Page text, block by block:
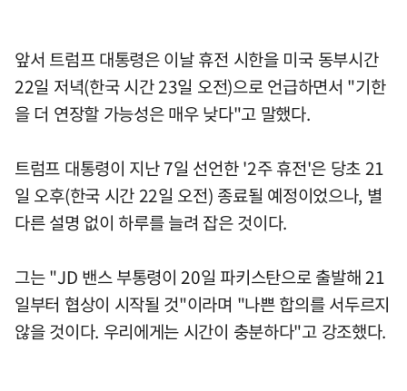
앞서 트럼프 대통령은 이날 휴전 시한을 미국 동부시간
22일 저녁(한국 시간 23일 오전)으로 언급하면서 "기한
을 더 연장할 가능성은 매우 낮다"고 말했다.
트럼프 대통령이 지난 7일 선언한 '2주 휴전'은 당초 21
일 오후(한국 시간 22일 오전) 종료될 예정이었으나, 별
다른 설명 없이 하루를 늘려 잡은 것이다.
그는 "JD 밴스 부통령이 20일 파키스탄으로 출발해 21
일부터 협상이 시작될 것"이라며 "나쁜 합의를 서두르지
않을 것이다. 우리에게는 시간이 충분하다"고 강조했다.